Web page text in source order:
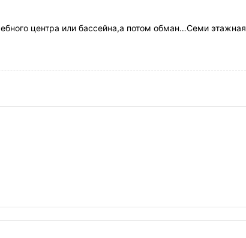
центра или бассейна,а потом обман…Семи этажная